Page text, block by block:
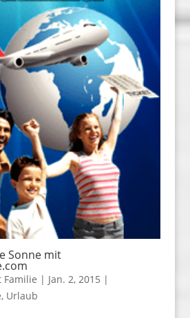
Sonne mit
Familie | Jan. 2, 2015 |
, Urlaub